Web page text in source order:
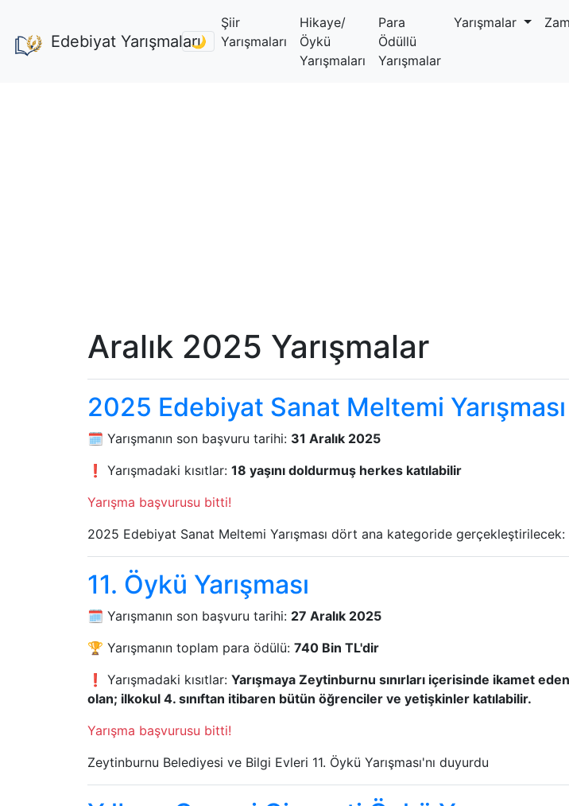
Edebiyat Yarışmaları
🌙
Şiir
Yarışmaları
Hikaye/
Öykü
Yarışmaları
Para
Ödüllü
Yarışmalar
Yarışmalar
Aralık 2025 Yarışmalar
2025 Edebiyat Sanat Meltemi Yarışması
🗓️ Yarışmanın son başvuru tarihi: 31 Aralık 2025
❗ Yarışmadaki kısıtlar: 18 yaşını doldurmuş herkes katılabilir
Yarışma başvurusu bitti!
2025 Edebiyat Sanat Meltemi Yarışması dört ana kategoride
11. Öykü Yarışması
🗓️ Yarışmanın son başvuru tarihi: 27 Aralık 2025
🏆 Yarışmanın toplam para ödülü: 740 Bin TL'dir
❗ Yarışmadaki kısıtlar: Yarışmaya Zeytinburnu sınırları içerisinde ikamet
olan; ilkokul 4. sınıftan itibaren bütün öğrenciler ve yetişkinler katılabilir.
Yarışma başvurusu bitti!
Zeytinburnu Belediyesi ve Bilgi Evleri 11. Öykü Yarışması'nı duyurdu